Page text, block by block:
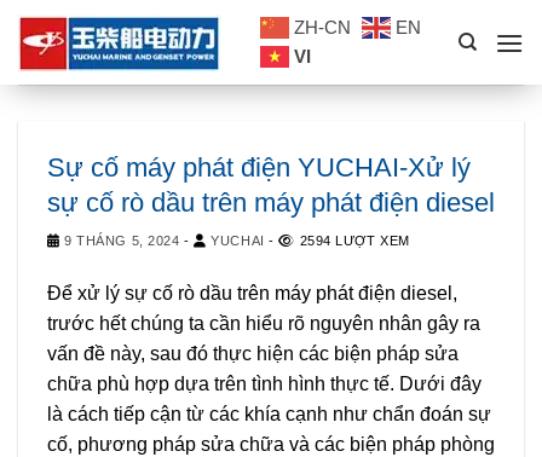
Skip
content
ZH-CN
EN
VI
Sự cố máy phát điện YUCHAI-Xử lý
sự cố rò dầu trên máy phát điện diesel
9 THÁNG 5, 2024 - YUCHAI - 2594 LƯỢT XEM
Để xử lý sự cố rò dầu trên máy phát điện diesel,
trước hết chúng ta cần hiểu rõ nguyên nhân gây ra
vấn đề này, sau đó thực hiện các biện pháp sửa
chữa phù hợp dựa trên tình hình thực tế. Dưới đây
là cách tiếp cận từ các khía cạnh như chẩn đoán sự
cố, phương pháp sửa chữa và các biện pháp phòng